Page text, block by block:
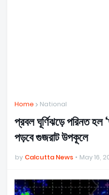
Home National
প্রবল ঘূর্ণিঝড়ে পরিনত
পড়বে গুজরাট উপকূলে
by Calcutta News May 16,